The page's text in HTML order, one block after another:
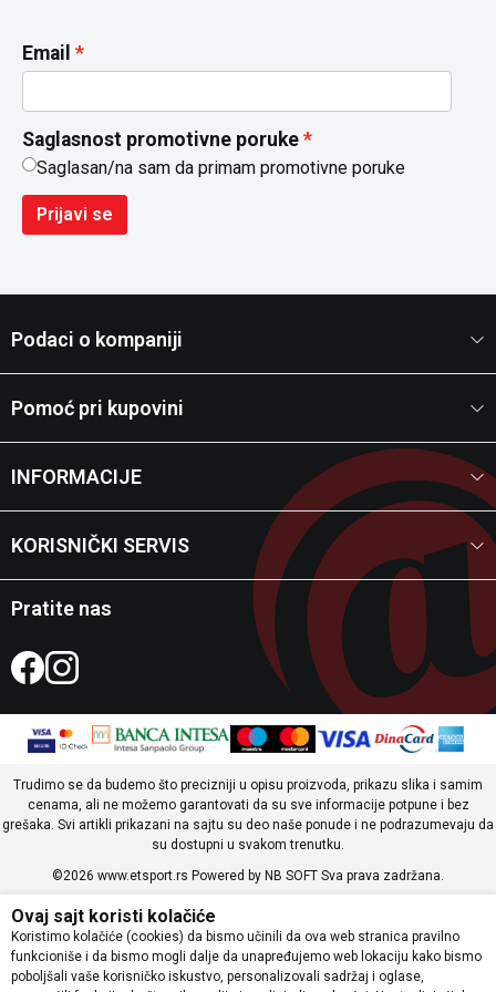
Email
Saglasnost promotivne poruke
Saglasan/na sam da primam promotivne poruke
Prijavi se
Podaci o kompaniji
Pomoć pri kupovini
INFORMACIJE
KORISNIČKI SERVIS
Pratite nas
Trudimo se da budemo što precizniji u opisu proizvoda, prikazu slika i samim
cenama, ali ne možemo garantovati da su sve informacije potpune i bez
grešaka. Svi artikli prikazani na sajtu su deo naše ponude i ne podrazumevaju da
su dostupni u svakom trenutku.
©2026 www.etsport.rs Powered by NB SOFT Sva prava zadržana.
Ovaj sajt koristi kolačiće
Koristimo kolačiće (cookies) da bismo učinili da ova web stranica pravilno
funkcioniše i da bismo mogli dalje da unapređujemo web lokaciju kako bismo
poboljšali vaše korisničko iskustvo, personalizovali sadržaj i oglase,